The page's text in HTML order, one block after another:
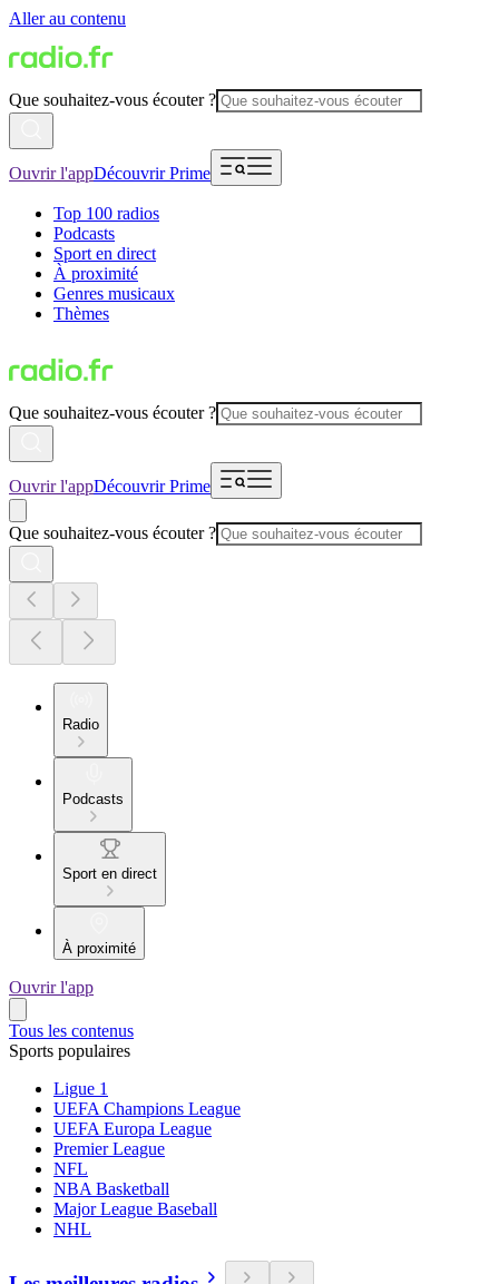
Aller au contenu
Que souhaitez-vous écouter ?
Ouvrir l'appDécouvrir Prime
Top 100 radios
Podcasts
Sport en direct
À proximité
Genres musicaux
Thèmes
Que souhaitez-vous écouter ?
Ouvrir l'appDécouvrir Prime
Que souhaitez-vous écouter ?
Radio
Podcasts
Sport en direct
À proximité
Ouvrir l'app
Tous les contenus
Sports populaires
Ligue 1
UEFA Champions League
UEFA Europa League
Premier League
NFL
NBA Basketball
Major League Baseball
NHL